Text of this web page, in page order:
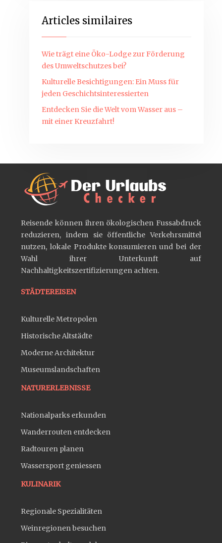
Articles similaires
Wie trägt eine Öko-Lodge zur Förderung
des Umweltschutzes bei?
Kulturelle Besichtigungen: Ein Muss für
jeden Geschichtsinteressierten
Entdecken Sie die Welt vom Wasser aus –
mit einer Kreuzfahrt!
Reisende können ihren ökologischen Fussabdruck
reduzieren, indem sie öffentliche Verkehrsmittel
nutzen, lokale Produkte konsumieren und bei der
Wahl ihrer Unterkunft auf
Nachhaltigkeitszertifizierungen achten.
STÄDTEREISEN
Kulturelle Metropolen
Historische Altstädte
Moderne Architektur
Museumslandschaften
NATURERLEBNISSE
Nationalparks erkunden
Wanderrouten entdecken
Radtouren planen
Wassersport geniessen
KULINARIK
Regionale Spezialitäten
Weinregionen besuchen